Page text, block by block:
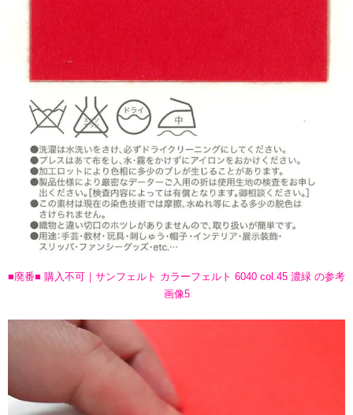
■廃番■ 購入不可｜サンフェルト カラーフェルト 6040 col.45 濃緑 の参考
画像5